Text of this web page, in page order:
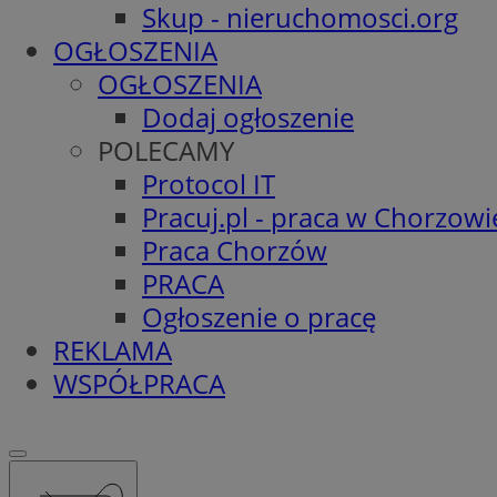
Skup - nieruchomosci.org
OGŁOSZENIA
OGŁOSZENIA
Dodaj ogłoszenie
POLECAMY
Protocol IT
Pracuj.pl - praca w
Praca Chorzów
PRACA
Ogłoszenie o pracę
REKLAMA
WSPÓŁPRACA